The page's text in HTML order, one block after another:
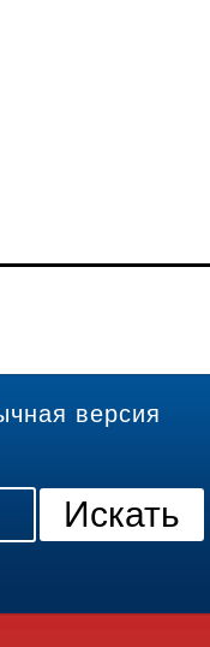
версия